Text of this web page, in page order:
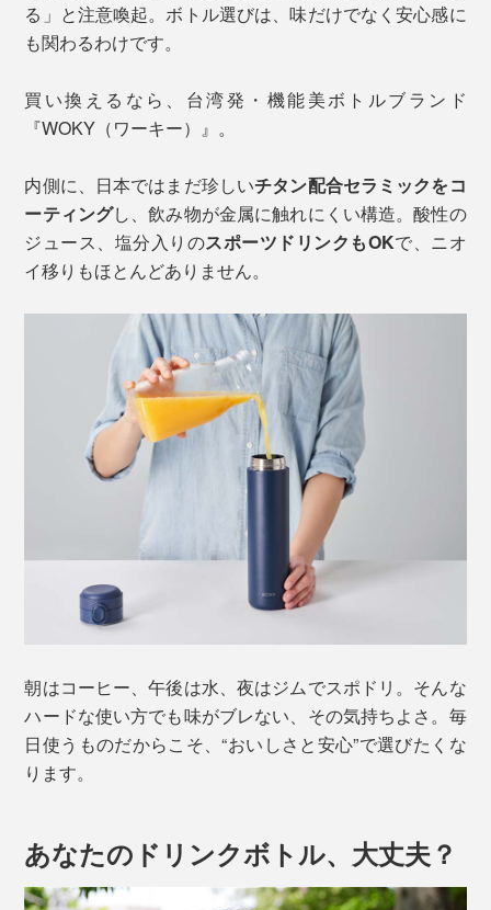
る」と注意喚起。ボトル選びは、味だけでなく安心感に
も関わるわけです。
買い換えるなら、台湾発・機能美ボトルブランド
『WOKY（ワーキー）』。
内側に、日本ではまだ珍しいチタン配合セラミックをコ
ーティングし、飲み物が金属に触れにくい構造。酸性の
ジュース、塩分入りのスポーツドリンクもOKで、ニオ
イ移りもほとんどありません。
朝はコーヒー、午後は水、夜はジムでスポドリ。そんな
ハードな使い方でも味がブレない、その気持ちよさ。毎
日使うものだからこそ、“おいしさと安心”で選びたくな
ります。
あなたのドリンクボトル、大丈夫？